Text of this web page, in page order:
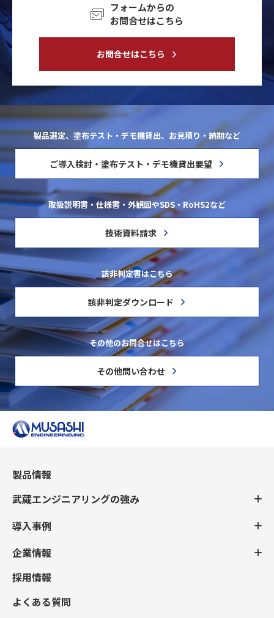
フォームからの
お問合せはこちら
お問合せはこちら
製品選定、塗布テスト・デモ機貸出、お見積り・納期など
ご導入検討・塗布テスト・デモ機貸出要望
取扱説明書・仕様書・外観図やSDS・RoHS2など
技術資料請求
該非判定書はこちら
該非判定ダウンロード
その他のお問合せはこちら
その他問い合わせ
製品情報
武蔵エンジニアリングの強み
導入事例
企業情報
採用情報
よくある質問